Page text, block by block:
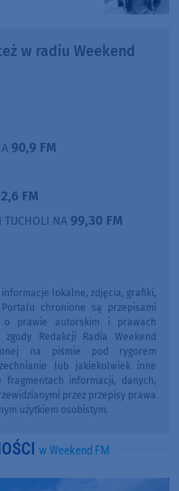
w radiu Weekend
90,9 FM
FM
TUCHOLI NA 99,30 FM
lokalne, zdjęcia, grafiki,
chronione są przepisami
prawie autorskim i prawach
Redakcji Radia Weekend
na piśmie pod rygorem
lub jakiekolwiek inne
informacji, danych,
przez przepisy prawa
użytkiem osobistym.
w Weekend FM